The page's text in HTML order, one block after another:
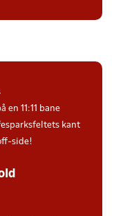
en 11:11 bane
kant
side!